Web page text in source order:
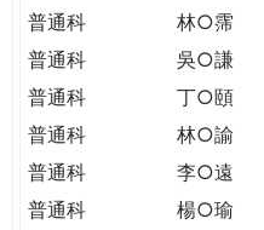
民。
WAGOR
TODAY
THE
WORLD
TOMORROW
普通科
林○霈
普通科
吳○謙
普通科
丁○頤
普通科
林○諭
普通科
李○遠
普通科
楊○瑜